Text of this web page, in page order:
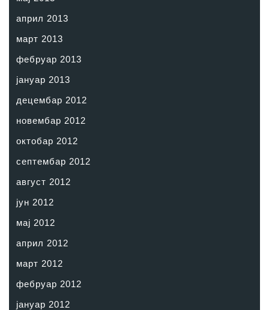
април 2013
март 2013
фебруар 2013
јануар 2013
децембар 2012
новембар 2012
октобар 2012
септембар 2012
август 2012
јун 2012
мај 2012
април 2012
март 2012
фебруар 2012
јануар 2012